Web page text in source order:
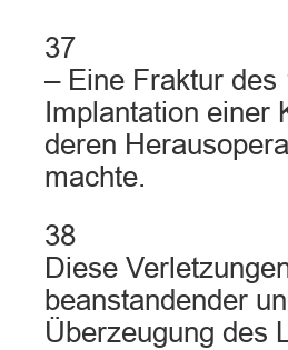
37
– Eine Fraktur
Implantation einer
deren
machte.
38
Diese
beanstandender
Überzeugung des